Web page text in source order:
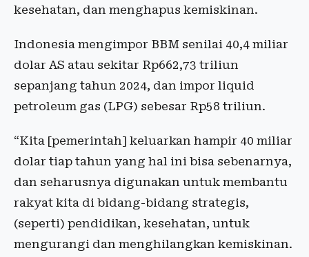
kesehatan, dan menghapus kemiskinan.
Indonesia mengimpor BBM senilai 40,4 miliar
dolar AS atau sekitar Rp662,73 triliun
sepanjang tahun 2024, dan impor liquid
petroleum gas (LPG) sebesar Rp58 triliun.
“Kita [pemerintah] keluarkan hampir 40 miliar
dolar tiap tahun yang hal ini bisa sebenarnya,
dan seharusnya digunakan untuk membantu
rakyat kita di bidang-bidang strategis,
(seperti) pendidikan, kesehatan, untuk
mengurangi dan menghilangkan kemiskinan.